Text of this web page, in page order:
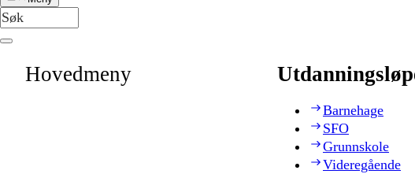
Hovedmeny
Barnehage
SFO
Grunnskole
Videregående